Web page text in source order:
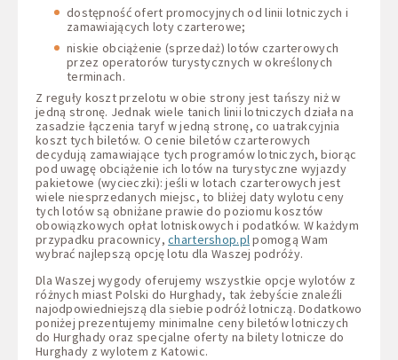
dostępność ofert promocyjnych od linii lotniczych i
zamawiających loty czarterowe;
niskie obciążenie (sprzedaż) lotów czarterowych
przez operatorów turystycznych w określonych
terminach.
Z reguły koszt przelotu w obie strony jest tańszy niż w
jedną stronę. Jednak wiele tanich linii lotniczych działa na
zasadzie łączenia taryf w jedną stronę, co uatrakcyjnia
koszt tych biletów. O cenie biletów czarterowych
decydują zamawiające tych programów lotniczych, biorąc
pod uwagę obciążenie ich lotów na turystyczne wyjazdy
pakietowe (wycieczki): jeśli w lotach czarterowych jest
wiele niesprzedanych miejsc, to bliżej daty wylotu ceny
tych lotów są obniżane prawie do poziomu kosztów
obowiązkowych opłat lotniskowych i podatków. W każdym
przypadku pracownicy,chartershop.pl pomogą Wam
wybrać najlepszą opcję lotu dla Waszej podróży.
Dla Waszej wygody oferujemy wszystkie opcje wylotów z
różnych miast Polski do Hurghady, tak żebyście znaleźli
najodpowiedniejszą dla siebie podróż lotniczą. Dodatkowo
poniżej prezentujemy minimalne ceny biletów lotniczych
do Hurghady oraz specjalne oferty na bilety lotnicze do
Hurghady z wylotem z Katowic.